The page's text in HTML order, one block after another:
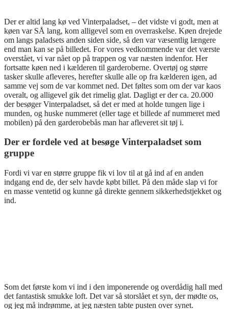
Der er altid lang kø ved Vinterpaladset, – det vidste vi godt, men at
køen var SÅ lang, kom alligevel som en overraskelse. Køen drejede
om langs paladsets anden siden side, så den var væsentlig længere
end man kan se på billedet. For vores vedkommende var det værste
overstået, vi var nået op på trappen og var næsten indenfor. Her
fortsatte køen ned i kælderen til garderoberne. Overtøj og større
tasker skulle afleveres, herefter skulle alle op fra kælderen igen, ad
samme vej som de var kommet ned. Det føltes som om der var kaos
overalt, og alligevel gik det rimelig glat. Dagligt er der ca. 20.000
der besøger Vinterpaladset, så det er med at holde tungen lige i
munden, og huske nummeret (eller tage et billede af nummeret med
mobilen) på den garderobebås man har afleveret sit tøj i.
Der er fordele ved at besøge Vinterpaladset som
gruppe
Fordi vi var en større gruppe fik vi lov til at gå ind af en anden
indgang end de, der selv havde købt billet. På den måde slap vi for
en masse ventetid og kunne gå direkte gennem sikkerhedstjekket og
ind.
Som det første kom vi ind i den imponerende og overdådig hall med
det fantastisk smukke loft. Det var så storslået et syn, der mødte os,
og jeg må indrømme, at jeg næsten tabte pusten over synet.